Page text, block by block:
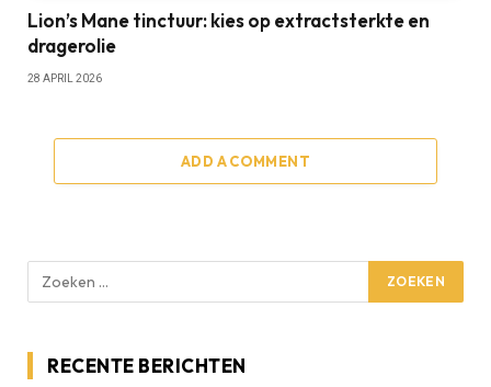
Lion’s Mane tinctuur: kies op extractsterkte en
dragerolie
28 APRIL 2026
ADD A COMMENT
RECENTE BERICHTEN